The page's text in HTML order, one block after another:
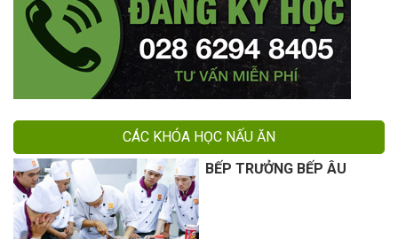
CÁC KHÓA HỌC NẤU ĂN
BẾP TRƯỞNG BẾP ÂU